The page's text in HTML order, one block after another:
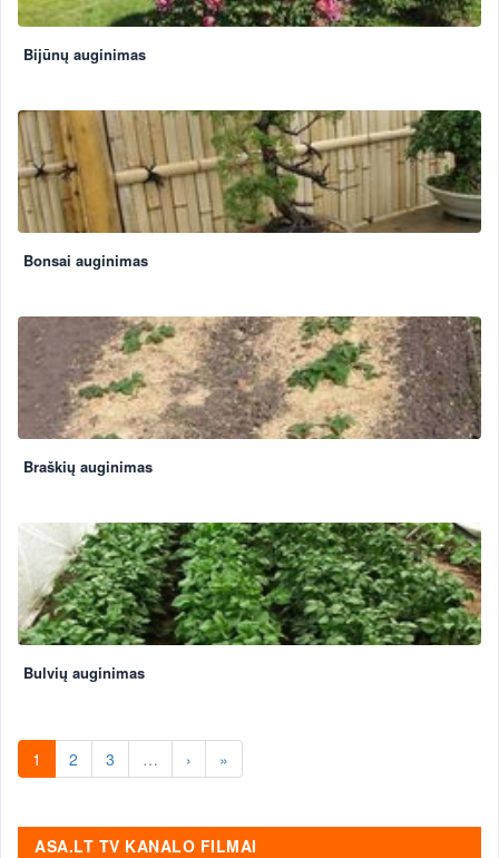
Bijūnų auginimas
Bonsai auginimas
Braškių auginimas
Bulvių auginimas
1 2 3 … › »
ASA.LT TV KANALO FILMAI